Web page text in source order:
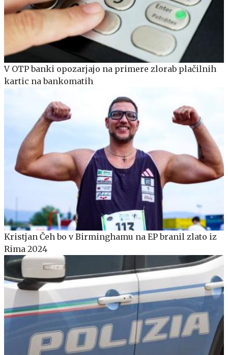
V OTP banki opozarjajo na primere zlorab plačilnih
kartic na bankomatih
Kristjan Čeh bo v Birminghamu na EP branil zlato iz
Rima 2024